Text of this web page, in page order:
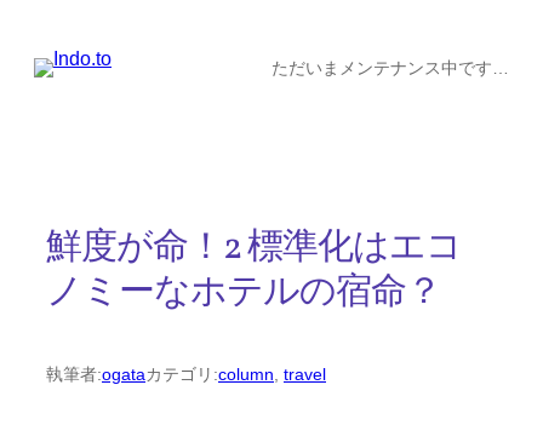
ただいまメンテナンス中です…
鮮度が命！2 標準化はエコ
ノミーなホテルの宿命？
執筆者:ogataカテゴリ:column, travel